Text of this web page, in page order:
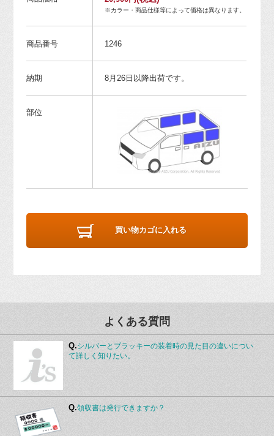
※カラー・商品仕様等によって価格は異なります。
商品番号 1246
納期 8月26日以降出荷です。
部位
買い物カゴに入れる
よくある質問
Q.シルバーとブラッキーの装着時の見た目の違いについ
て詳しく知りたい。
Q.領収書は発行できますか？